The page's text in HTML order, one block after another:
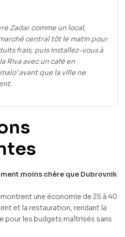
Zadar comme un local,
central tôt le matin pour
frais, puis installez-vous à
Riva avec un café en
avant que la ville ne
moins chère que Dubrovnik
une économie de 25 à 40
et la restauration, rendant la
pour les budgets maîtrisés sans